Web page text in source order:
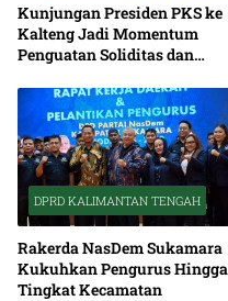
Kunjungan Presiden PKS ke
Kalteng Jadi Momentum
Penguatan Soliditas dan
DPRD KALIMANTAN TENGAH
Rakerda NasDem Sukamara
Kukuhkan Pengurus Hingga
Tingkat Kecamatan